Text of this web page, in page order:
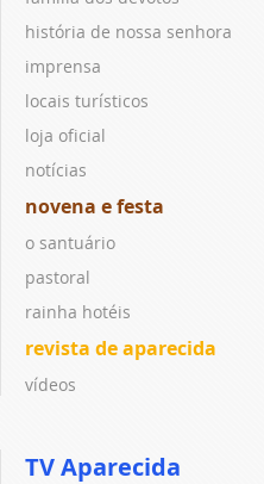
história de nossa senhora
imprensa
locais turísticos
loja oficial
notícias
novena e festa
o santuário
pastoral
rainha hotéis
revista de aparecida
vídeos
TV Aparecida